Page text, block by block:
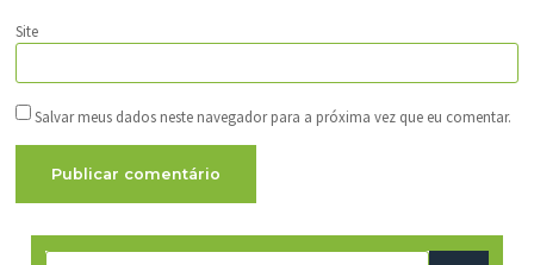
Site
Salvar meus dados neste navegador para a próxima vez que eu comentar.